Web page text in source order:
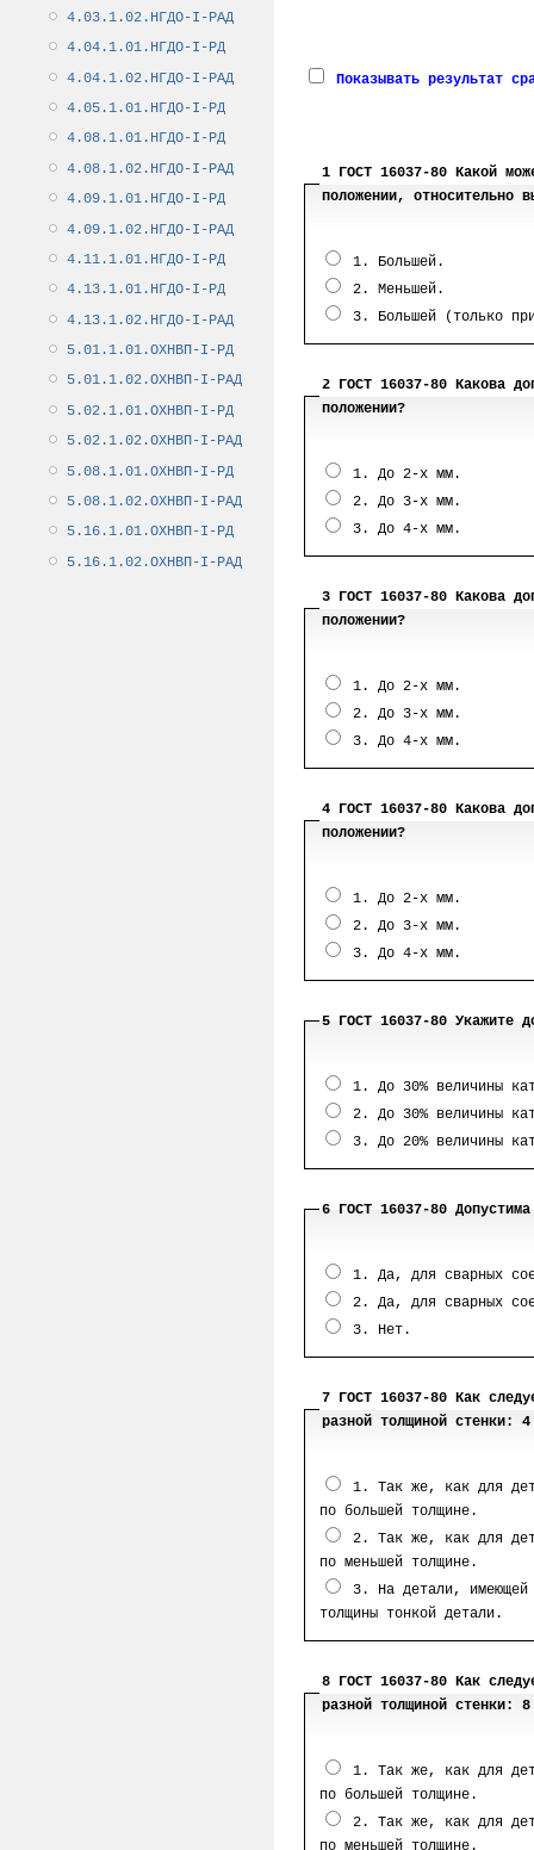
4.03.1.02.НГДО-I-РАД
4.04.1.01.НГДО-I-РД
4.04.1.02.НГДО-I-РАД
4.05.1.01.НГДО-I-РД
4.08.1.01.НГДО-I-РД
4.08.1.02.НГДО-I-РАД
4.09.1.01.НГДО-I-РД
4.09.1.02.НГДО-I-РАД
4.11.1.01.НГДО-I-РД
4.13.1.01.НГДО-I-РД
4.13.1.02.НГДО-I-РАД
5.01.1.01.ОХНВП-I-РД
5.01.1.02.ОХНВП-I-РАД
5.02.1.01.ОХНВП-I-РД
5.02.1.02.ОХНВП-I-РАД
5.08.1.01.ОХНВП-I-РД
5.08.1.02.ОХНВП-I-РАД
5.16.1.01.ОХНВП-I-РД
5.16.1.02.ОХНВП-I-РАД
Показывать результат
1 ГОСТ 16037-80 Какой
положении, относительно
1. Большей.
2. Меньшей.
3. Большей (только
2 ГОСТ 16037-80 Какова
положении?
1. До 2-х мм.
2. До 3-х мм.
3. До 4-х мм.
3 ГОСТ 16037-80 Какова
положении?
1. До 2-х мм.
2. До 3-х мм.
3. До 4-х мм.
4 ГОСТ 16037-80 Какова
положении?
1. До 2-х мм.
2. До 3-х мм.
3. До 4-х мм.
5 ГОСТ 16037-80 Укажите
1. До 30% величины
2. До 30% величины
3. До 20% величины
6 ГОСТ 16037-80
1. Да, для сварных
2. Да, для сварных
3. Нет.
7 ГОСТ 16037-80 Как
разной толщиной стенки:
1. Так же, как для
по большей толщине.
2. Так же, как для
по меньшей толщине.
3. На детали, имеющей
толщины тонкой детали.
8 ГОСТ 16037-80 Как
разной толщиной стенки:
1. Так же, как для
по большей толщине.
2. Так же, как для
по меньшей толщине.